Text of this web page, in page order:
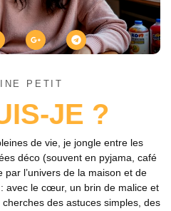
PETIT
JE ?
de vie, je jongle entre les
déco (souvent en pyjama, café
l’univers de la maison et de
: avec le cœur, un brin de malice et
des astuces simples, des